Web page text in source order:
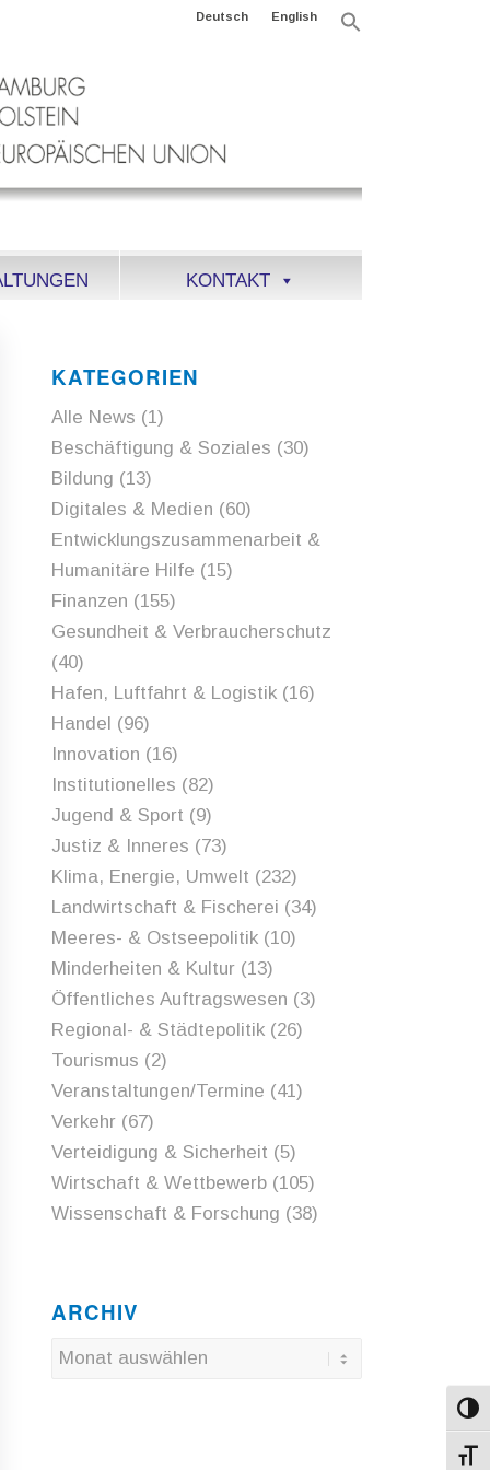
Deutsch English
KONTAKT
KATEGORIEN
Alle News (1)
Beschäftigung & Soziales (30)
Bildung (13)
Digitales & Medien (60)
Entwicklungszusammenarbeit &
Humanitäre Hilfe (15)
Finanzen (155)
Gesundheit & Verbraucherschutz
(40)
Hafen, Luftfahrt & Logistik(16)
Handel (96)
Innovation (16)
Institutionelles (82)
Jugend & Sport (9)
Justiz & Inneres (73)
Klima, Energie, Umwelt (232)
Landwirtschaft & Fischerei (34)
Meeres- & Ostseepolitik(10)
Minderheiten & Kultur(13)
Öffentliches Auftragswesen (3)
Regional- & Städtepolitik(26)
Tourismus (2)
Veranstaltungen/Termine (41)
Verkehr(67)
Verteidigung & Sicherheit (5)
Wirtschaft & Wettbewerb(105)
Wissenschaft & Forschung (38)
ARCHIV